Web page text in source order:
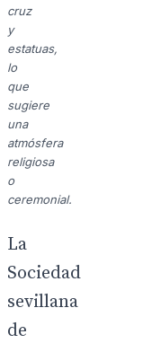
cruz
y
estatuas,
lo
que
sugiere
una
atmósfera
religiosa
o
ceremonial.
La
Sociedad
sevillana
de